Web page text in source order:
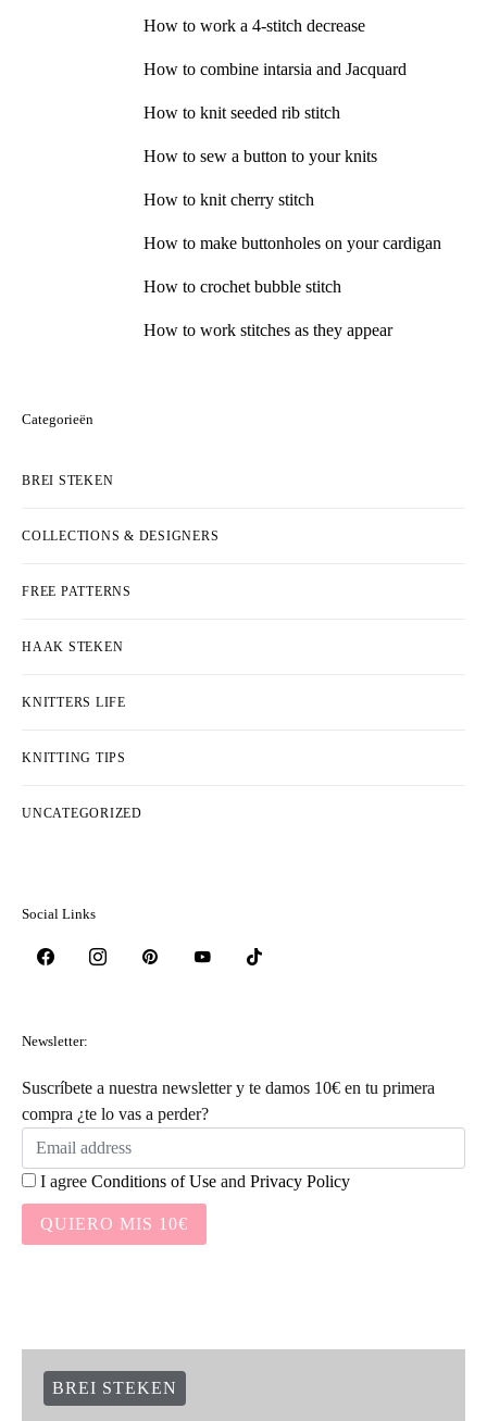
How to work a 4-stitch decrease
How to combine intarsia and Jacquard
How to knit seeded rib stitch
How to sew a button to your knits
How to knit cherry stitch
How to make buttonholes on your cardigan
How to crochet bubble stitch
How to work stitches as they appear
Categorieën
BREI STEKEN
COLLECTIONS & DESIGNERS
FREE PATTERNS
HAAK STEKEN
KNITTERS LIFE
KNITTING TIPS
UNCATEGORIZED
Social Links
Newsletter:
Suscríbete a nuestra newsletter y te damos 10€ en tu primera
compra ¿te lo vas a perder?
I agree Conditions of Use and Privacy Policy
QUIERO MIS 10€
BREI STEKEN